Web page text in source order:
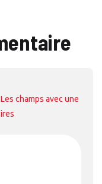
champs avec une